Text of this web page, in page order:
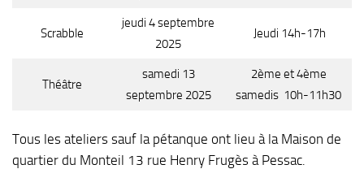
Scrabble
jeudi 4 septembre
2025
Jeudi 14h-17h
Théâtre
samedi 13
septembre 2025
2ème et 4ème
samedis 10h-11h30
Tous les ateliers sauf la pétanque ont lieu à la Maison de
quartier du Monteil 13 rue Henry Frugès à Pessac.